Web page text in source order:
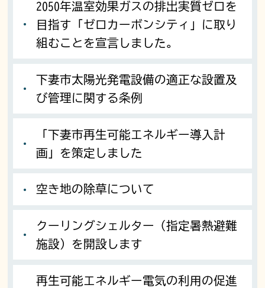
2050年温室効果ガスの排出実質ゼロを
目指す「ゼロカーボンシティ」に取り
組むことを宣言しました。
下妻市太陽光発電設備の適正な設置及
び管理に関する条例
「下妻市再生可能エネルギー導入計
画」を策定しました
空き地の除草について
クーリングシェルター（指定暑熱避難
施設）を開設します
再生可能エネルギー電気の利用の促進